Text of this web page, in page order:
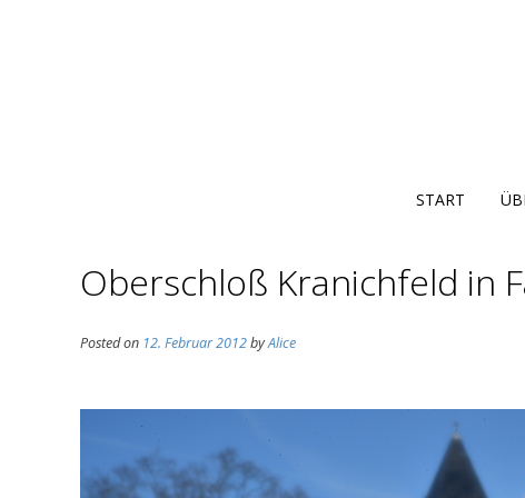
START
Oberschloß Kranichfeld in
Posted on 12. Februar 2012byAlice